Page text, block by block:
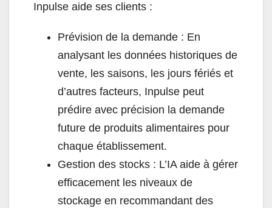
Inpulse aide ses clients :
Prévision de la demande : En
analysant les données historiques de
vente, les saisons, les jours fériés et
d’autres facteurs, Inpulse peut
prédire avec précision la demande
future de produits alimentaires pour
chaque établissement.
Gestion des stocks : L’IA aide à gérer
efficacement les niveaux de
stockage en recommandant des